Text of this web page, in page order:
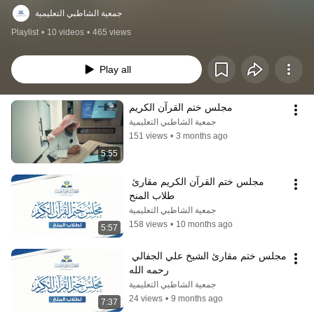
جمعية الشاطبي التعليمية
Playlist • 10 videos • 465 views
Play all
5:55
مجلس ختم القرآن الكريم
جمعية الشاطبي التعليمية
151 views • 3 months ago
5:57
طلاب المنح
جمعية الشاطبي التعليمية
158 views • 10 months ago
7:37
رحمه الله
جمعية الشاطبي التعليمية
24 views • 9 months ago